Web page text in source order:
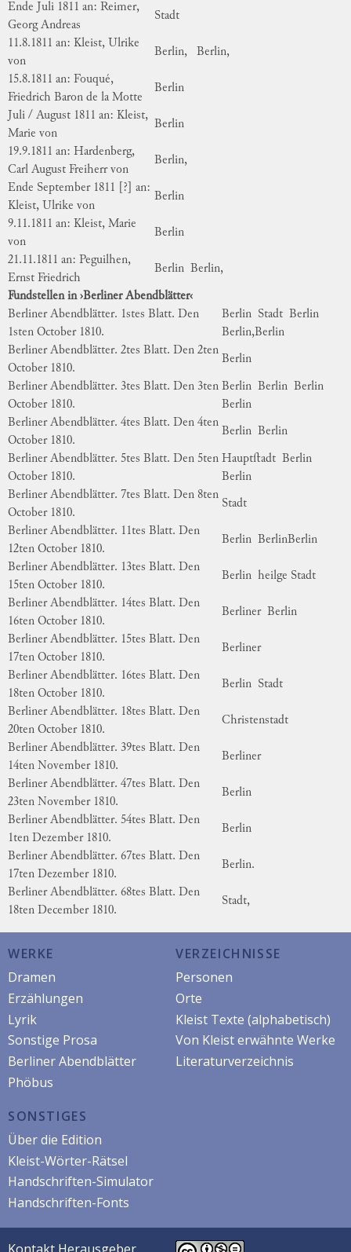
Ende Juli 1811 an: Reimer,
Georg Andreas
Stadt
11.8.1811 an: Kleist, Ulrike
von
Berlin, Berlin,
15.8.1811 an: Fouqué,
Friedrich Baron de la Motte
Berlin
Juli / August 1811 an: Kleist,
Marie von
Berlin
19.9.1811 an: Hardenberg,
Carl August Freiherr von
Berlin,
Ende September 1811 [?] an:
Kleist, Ulrike von
Berlin
9.11.1811 an: Kleist, Marie
von
Berlin
21.11.1811 an: Peguilhen,
Ernst Friedrich
Berlin Berlin,
Fundstellen in ›Berliner Abendblätter‹
Berliner Abendblätter. 1stes Blatt. Den
1sten October 1810.
Berlin Stadt Berlin
Berlin,Berlin
Berliner Abendblätter. 2tes Blatt. Den 2ten
October 1810.
Berlin
Berliner Abendblätter. 3tes Blatt. Den 3ten
October 1810.
Berlin Berlin Berlin
Berlin
Berliner Abendblätter. 4tes Blatt. Den 4ten
October 1810.
Berlin Berlin
Berliner Abendblätter. 5tes Blatt. Den 5ten
October 1810.
Hauptſtadt Berlin
Berlin
Berliner Abendblätter. 7tes Blatt. Den 8ten
October 1810.
Stadt
Berliner Abendblätter. 11tes Blatt. Den
12ten October 1810.
Berlin BerlinBerlin
Berliner Abendblätter. 13tes Blatt. Den
15ten October 1810.
Berlin heilge Stadt
Berliner Abendblätter. 14tes Blatt. Den
16ten October 1810.
Berliner Berlin
Berliner Abendblätter. 15tes Blatt. Den
17ten October 1810.
Berliner
Berliner Abendblätter. 16tes Blatt. Den
18ten October 1810.
Berlin Stadt
Berliner Abendblätter. 18tes Blatt. Den
20ten October 1810.
Christenstadt
Berliner Abendblätter. 39tes Blatt. Den
14ten November 1810.
Berliner
Berliner Abendblätter. 47tes Blatt. Den
23ten November 1810.
Berlin
Berliner Abendblätter. 54tes Blatt. Den
1ten Dezember 1810.
Berlin
Berliner Abendblätter. 67tes Blatt. Den
17ten Dezember 1810.
Berlin.
Berliner Abendblätter. 68tes Blatt. Den
18ten December 1810.
Stadt,
WERKE
Dramen
Erzählungen
Lyrik
Sonstige Prosa
Berliner Abendblätter
Phöbus
VERZEICHNISSE
Personen
Orte
Kleist Texte (alphabetisch)
Von Kleist erwähnte Werke
Literaturverzeichnis
SONSTIGES
Über die Edition
Kleist-Wörter-Rätsel
Handschriften-Simulator
Handschriften-Fonts